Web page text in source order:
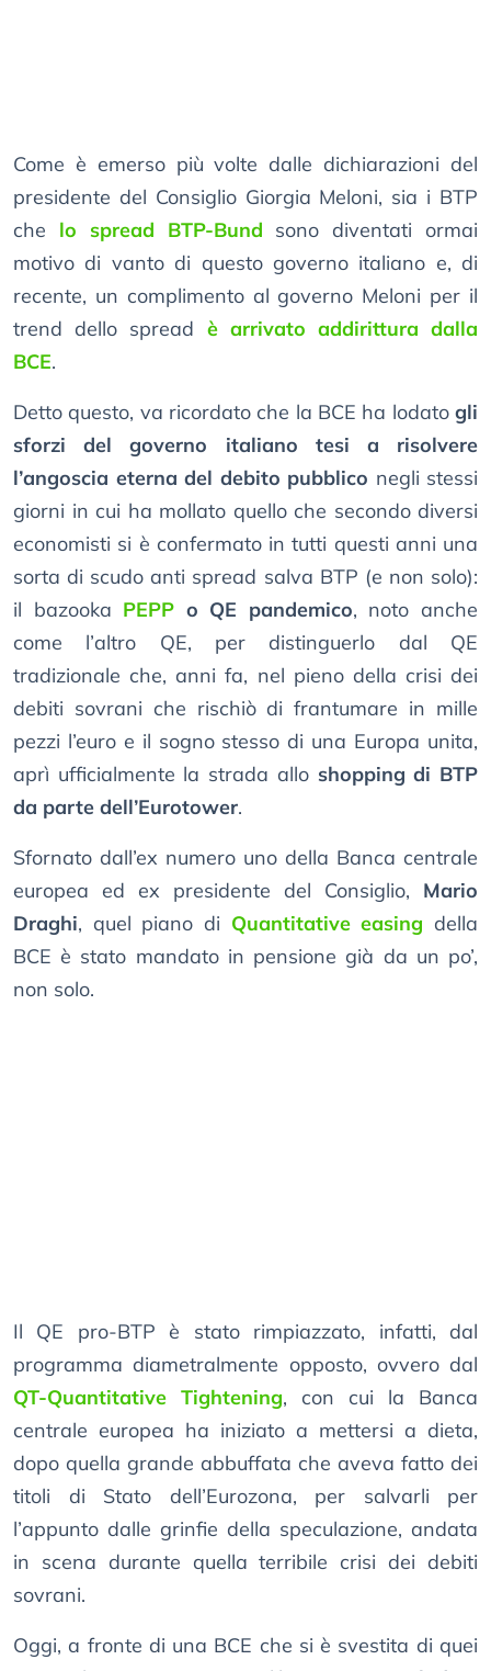
Come è emerso più volte dalle dichiarazioni del
presidente del Consiglio Giorgia Meloni, sia i BTP
che lo spread BTP-Bund sono diventati ormai
motivo di vanto di questo governo italiano e, di
recente, un complimento al governo Meloni per il
trend dello spread è arrivato addirittura dalla
BCE.
Detto questo, va ricordato che la BCE ha lodato gli
sforzi del governo italiano tesi a risolvere
l’angoscia eterna del debito pubblico negli stessi
giorni in cui ha mollato quello che secondo diversi
economisti si è confermato in tutti questi anni una
sorta di scudo anti spread salva BTP (e non solo):
il bazooka PEPP o QE pandemico, noto anche
come l’altro QE, per distinguerlo dal QE
tradizionale che, anni fa, nel pieno della crisi dei
debiti sovrani che rischiò di frantumare in mille
pezzi l’euro e il sogno stesso di una Europa unita,
aprì ufficialmente la strada allo shopping di BTP
da parte dell’Eurotower.
Sfornato dall’ex numero uno della Banca centrale
europea ed ex presidente del Consiglio, Mario
Draghi, quel piano di Quantitative easing della
BCE è stato mandato in pensione già da un po’,
non solo.
Il QE pro-BTP è stato rimpiazzato, infatti, dal
programma diametralmente opposto, ovvero dal
QT-Quantitative Tightening, con cui la Banca
centrale europea ha iniziato a mettersi a dieta,
dopo quella grande abbuffata che aveva fatto dei
titoli di Stato dell’Eurozona, per salvarli per
l’appunto dalle grinfie della speculazione, andata
in scena durante quella terribile crisi dei debiti
sovrani.
Oggi, a fronte di una BCE che si è svestita di quei